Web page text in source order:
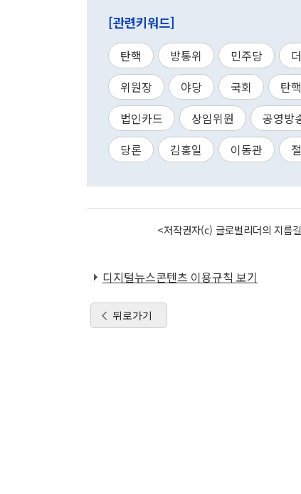
[관련키워드]
탄핵 방통위 민주당
위원장
야당 국회 탄
법인카드
상임위원 공영방
당론
김홍일 이동관
<저작권자(c) 글로벌리더의 지름
디지털뉴스콘텐츠 이용규칙 보기
뒤로가기